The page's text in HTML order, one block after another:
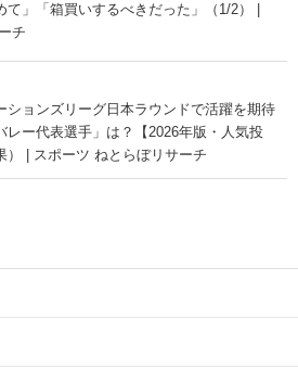
」「箱買いするべきだった」（1/2） |
チ
ションズリーグ日本ラウンドで活躍を期待
レー代表選手」は？【2026年版・人気投
） | スポーツ ねとらぼリサーチ